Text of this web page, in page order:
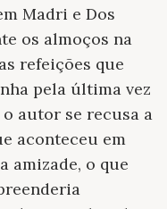
Madri e Dos
os almoços na
refeições que
pela última vez
o autor se recusa a
aconteceu em
amizade, o que